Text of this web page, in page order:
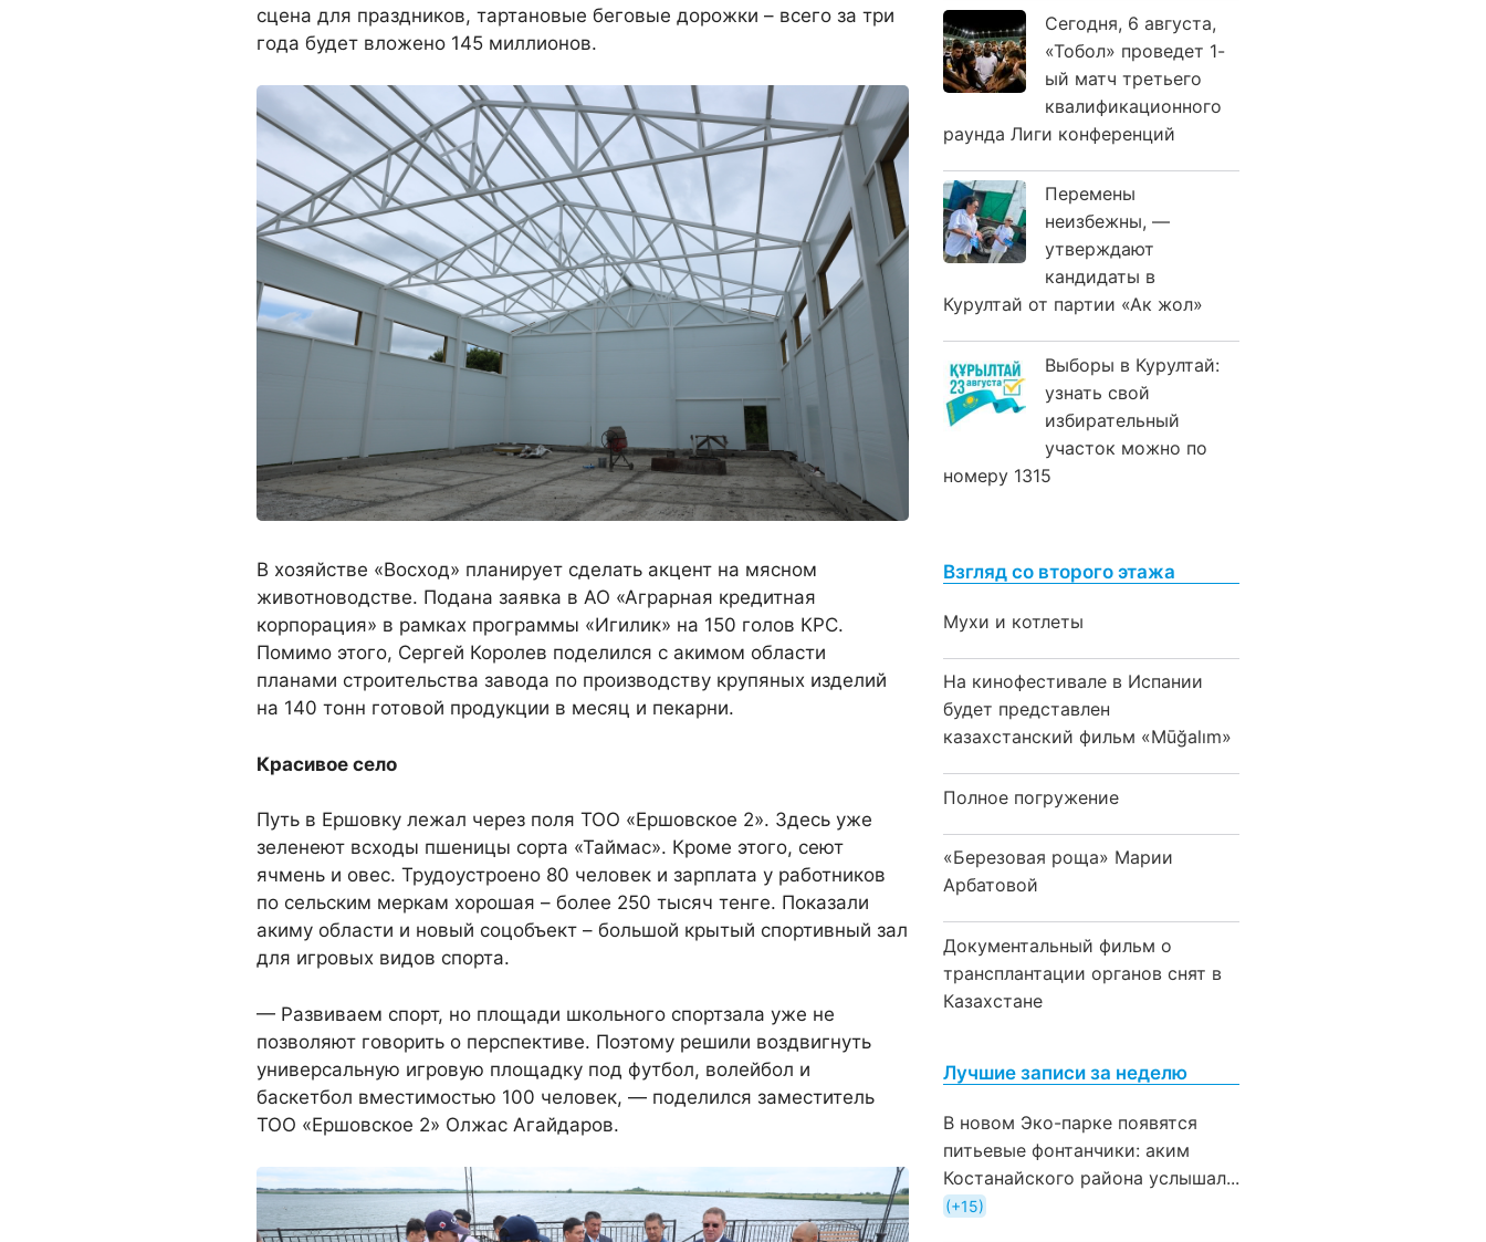
сцена для праздников, тартановые беговые дорожки – всего за три
года будет вложено 145 миллионов.
В хозяйстве «Восход» планирует сделать акцент на мясном
животноводстве. Подана заявка в АО «Аграрная кредитная
корпорация» в рамках программы «Игилик» на 150 голов КРС.
Помимо этого, Сергей Королев поделился с акимом области
планами строительства завода по производству крупяных изделий
на 140 тонн готовой продукции в месяц и пекарни.
Красивое село
Путь в Ершовку лежал через поля ТОО «Ершовское 2». Здесь уже
зеленеют всходы пшеницы сорта «Таймас». Кроме этого, сеют
ячмень и овес. Трудоустроено 80 человек и зарплата у работников
по сельским меркам хорошая – более 250 тысяч тенге. Показали
акиму области и новый соцобъект – большой крытый спортивный зал
для игровых видов спорта.
— Развиваем спорт, но площади школьного спортзала уже не
позволяют говорить о перспективе. Поэтому решили воздвигнуть
универсальную игровую площадку под футбол, волейбол и
баскетбол вместимостью 100 человек, — поделился заместитель
ТОО «Ершовское 2» Олжас Агайдаров.
Сегодня, 6 августа,
«Тобол» проведет 1-
ый матч третьего
квалификационного
раунда Лиги конференций
Перемены
неизбежны, —
утверждают
кандидаты в
Курултай от партии «Ак жол»
Выборы в Курултай:
узнать свой
избирательный
участок можно по
номеру 1315
Взгляд со второго этажа
Мухи и котлеты
На кинофестивале в Испании
будет представлен
казахстанский фильм «Mūğalım»
Полное погружение
«Березовая роща» Марии
Арбатовой
Документальный фильм о
трансплантации органов снят в
Казахстане
Лучшие записи за неделю
В новом Эко-парке появятся
питьевые фонтанчики: аким
Костанайского района услышал...
+15